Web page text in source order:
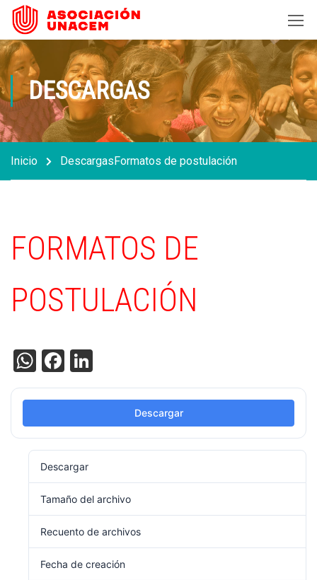
DESCARGAS
Inicio DescargasFormatos de postulación
FORMATOS DE
POSTULACIÓN
WhatsApp
Facebook
Descargar
Descargar
Tamaño del archivo
Recuento de archivos
Fecha de creación